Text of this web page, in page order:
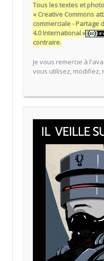
Tous les textes et
« Creative Commons
commerciale - Partage
4.0 International »
contraire.
Je vous remercie à
vous utilisez, modifiez,